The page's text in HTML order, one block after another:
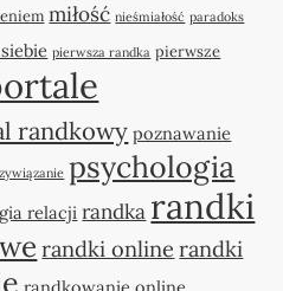
miłość nieśmiałość paradoks
pierwsza randka pierwsze
randkowy poznawanie
psychologia
relacji randka randki
randki online randki